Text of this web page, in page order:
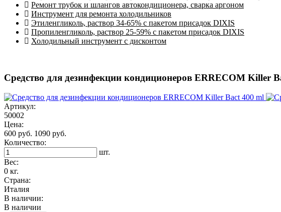
Ремонт трубок и шлангов автокондиционера, сварка аргоном
Инструмент для ремонта холодильников
Этиленгликоль, раствор 34-65% с пакетом присадок DIXIS
Пропиленгликоль, раствор 25-59% с пакетом присадок DIXIS
Холодильный инструмент с дисконтом
Средство для дезинфекции кондиционеров ERRECOM Killer
Артикул:
50002
Цена:
600 руб. 1090 руб.
Количество:
шт.
Вес:
0 кг.
Страна:
Италия
В наличии:
В наличии